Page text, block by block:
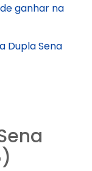
ganhar na
Dupla Sena